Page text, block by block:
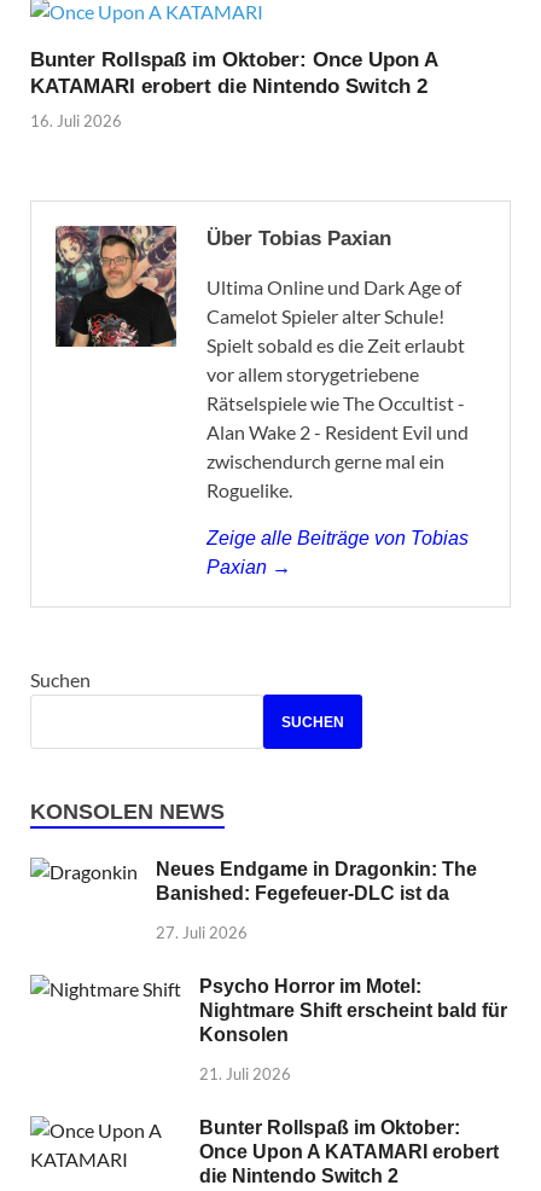
Bunter Rollspaß im Oktober: Once Upon A
KATAMARI erobert die Nintendo Switch 2
16. Juli 2026
Über Tobias Paxian
Ultima Online und Dark Age of
Camelot Spieler alter Schule!
Spielt sobald es die Zeit erlaubt
vor allem storygetriebene
Rätselspiele wie The Occultist -
Alan Wake 2 - Resident Evil und
zwischendurch gerne mal ein
Roguelike.
Zeige alle Beiträge von Tobias
Paxian →
Suchen
SUCHEN
KONSOLEN NEWS
Neues Endgame in Dragonkin: The
Banished: Fegefeuer-DLC ist da
27. Juli 2026
Psycho Horror im Motel:
Nightmare Shift erscheint bald für
Konsolen
21. Juli 2026
Bunter Rollspaß im Oktober:
Once Upon A KATAMARI erobert
die Nintendo Switch 2